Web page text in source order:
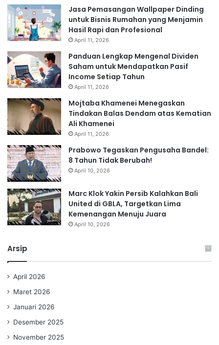
Jasa Pemasangan Wallpaper Dinding
untuk Bisnis Rumahan yang Menjamin
Hasil Rapi dan Profesional
April 11, 2026
Panduan Lengkap Mengenal Dividen
Saham untuk Mendapatkan Pasif
Income Setiap Tahun
April 11, 2026
Mojtaba Khamenei Menegaskan
Tindakan Balas Dendam atas Kematian
Ali Khamenei
April 11, 2026
Prabowo Tegaskan Pengusaha Bandel:
8 Tahun Tidak Berubah!
April 10, 2026
Marc Klok Yakin Persib Kalahkan Bali
United di GBLA, Targetkan Lima
Kemenangan Menuju Juara
April 10, 2026
Arsip
April 2026
Maret 2026
Januari 2026
Desember 2025
November 2025